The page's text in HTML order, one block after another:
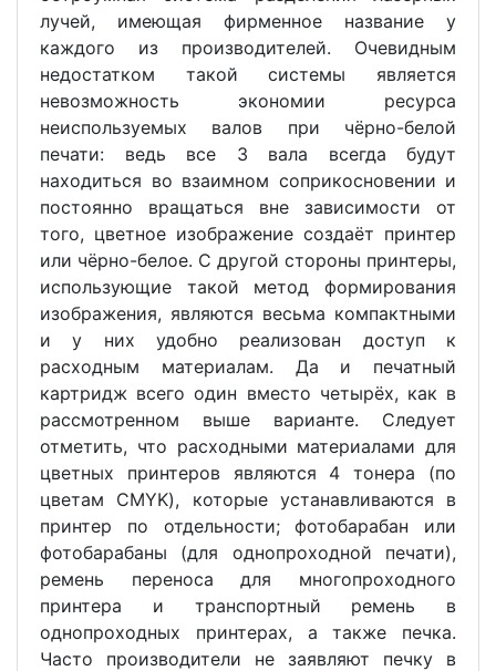
лучей, имеющая фирменное название у
каждого из производителей. Очевидным
недостатком такой системы является
невозможность экономии ресурса
неиспользуемых валов при чёрно-белой
печати: ведь все 3 вала всегда будут
находиться во взаимном соприкосновении и
постоянно вращаться вне зависимости от
того, цветное изображение создаёт принтер
или чёрно-белое. С другой стороны принтеры,
использующие такой метод формирования
изображения, являются весьма компактными
и у них удобно реализован доступ к
расходным материалам. Да и печатный
картридж всего один вместо четырёх, как в
рассмотренном выше варианте. Следует
отметить, что расходными материалами для
цветных принтеров являются 4 тонера (по
цветам CMYK), которые устанавливаются в
принтер по отдельности; фотобарабан или
фотобарабаны (для однопроходной печати),
ремень переноса для многопроходного
принтера и транспортный ремень в
однопроходных принтерах, а также печка.
Часто производители не заявляют печку в